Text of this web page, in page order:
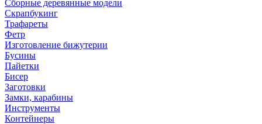
Сборные деревянные модели
Скрапбукинг
Трафареты
Фетр
Изготовление бижутерии
Бусины
Пайетки
Бисер
Заготовки
Замки, карабины
Инструменты
Контейнеры